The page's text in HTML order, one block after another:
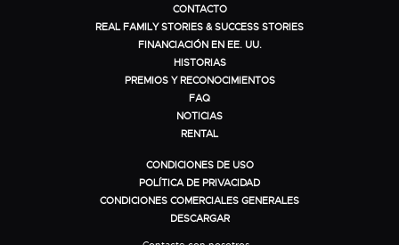
CONTACTO
REAL FAMILY STORIES & SUCCESS STORIES
FINANCIACIÓN EN EE. UU.
HISTORIAS
PREMIOS Y RECONOCIMIENTOS
FAQ
NOTICIAS
RENTAL
CONDICIONES DE USO
POLÍTICA DE PRIVACIDAD
CONDICIONES COMERCIALES GENERALES
DESCARGAR